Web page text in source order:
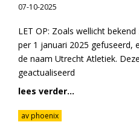
07-10-2025
LET OP: Zoals wellicht
per 1 januari 2025 gefuseerd,
de naam Utrecht Atletiek.
geactualiseerd
lees verder...
av phoenix